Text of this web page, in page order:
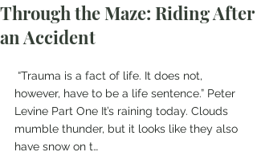
Through the Maze: Riding After
an Accident
however, have to be a life sentence.” Peter
Levine Part One It’s raining today. Clouds
mumble thunder, but it looks like they also
have snow on t…